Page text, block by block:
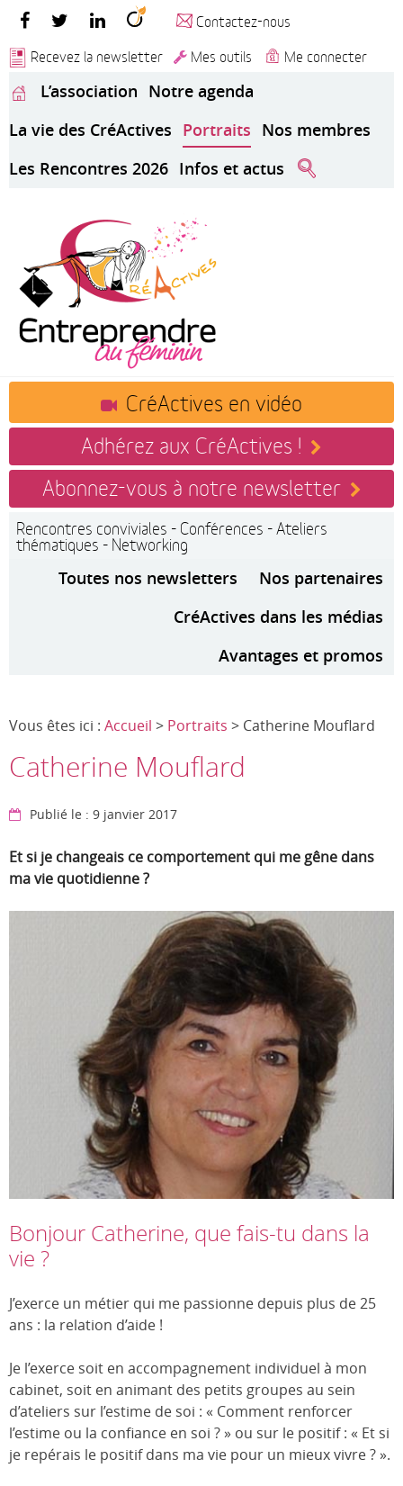
Contactez-nous
Recevez la newsletter
Mes outils Me connecter
L’association Notre agenda
La vie des CréActives Portraits Nos membres
Les Rencontres 2026 Infos et actus
CréActives en vidéo
Adhérez aux CréActives !
Abonnez-vous à notre newsletter
Rencontres conviviales - Conférences - Ateliers
thématiques - Networking
Toutes nos newsletters
Nos partenaires
CréActives dans les médias
Avantages et promos
Vous êtes ici : Accueil > Portraits > Catherine Mouflard
Catherine Mouflard
Publié le : 9 janvier 2017
Et si je changeais ce comportement qui me gêne dans
ma vie quotidienne ?
Bonjour Catherine, que fais-tu dans la
vie ?
J’exerce un métier qui me passionne depuis plus de 25
ans : la relation d’aide !
Je l’exerce soit en accompagnement individuel à mon
cabinet, soit en animant des petits groupes au sein
d’ateliers sur l’estime de soi : « Comment renforcer
l’estime ou la confiance en soi ? » ou sur le positif : « Et si
je repérais le positif dans ma vie pour un mieux vivre ? ».